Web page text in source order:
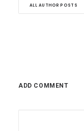
ALL AUTHOR POSTS
ADD COMMENT